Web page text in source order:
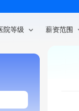
院等级 薪资范围